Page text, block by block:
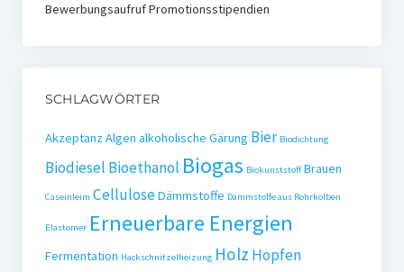
Bewerbungsaufruf Promotionsstipendien
SCHLAGWÖRTER
Akzeptanz Algen alkoholische Gärung Bier Biodichtung
Biodiesel Bioethanol Biogas Biokunststoff Brauen
Caseinleim CelluloseDämmstoffe Dämmstoffe aus Rohrkolben
Elastomer Erneuerbare Energien
Fermentation Hackschnitzelheizung Holz Hopfen